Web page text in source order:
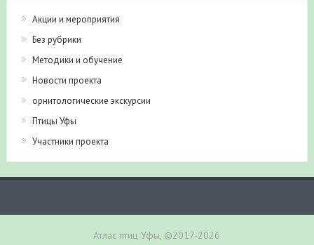
Акции и мероприятия
Без рубрики
Методики и обучение
Новости проекта
орнитологические экскурсии
Птицы Уфы
Участники проекта
Атлас птиц Уфы, ©2017-2026